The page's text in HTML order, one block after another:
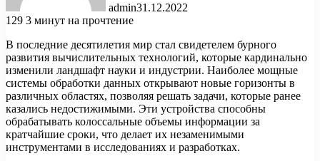
admin31.12.2022
129 3 минут на прочтение
В последние десятилетия мир стал свидетелем бурного
развития вычислительных технологий, которые кардинально
изменили ландшафт науки и индустрии. Наиболее мощные
системы обработки данных открывают новые горизонты в
различных областях, позволяя решать задачи, которые ранее
казались недостижимыми. Эти устройства способны
обрабатывать колоссальные объемы информации за
кратчайшие сроки, что делает их незаменимыми
инструментами в исследованиях и разработках.